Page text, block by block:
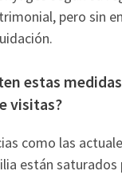
pero sin
estas
visitas?
como las
están saturados